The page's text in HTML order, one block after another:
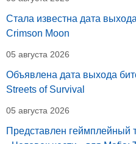
Стала известна дата
Crimson Moon
05 августа 2026
Объявлена дата выхода
Streets of Survival
05 августа 2026
Представлен геймплейный